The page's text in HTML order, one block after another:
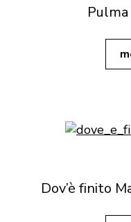
Dov’è finito